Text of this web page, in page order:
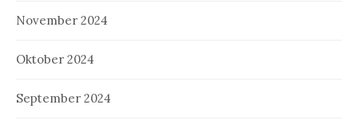
November 2024
Oktober 2024
September 2024